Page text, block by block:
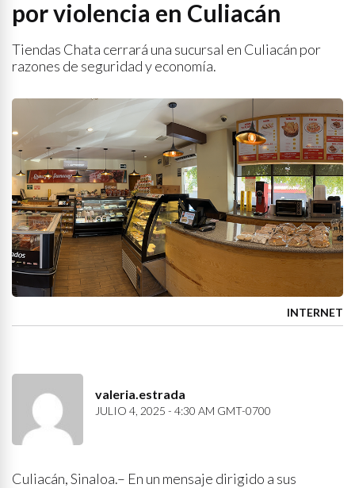
por violencia en Culiacán
Tiendas Chata cerrará una sucursal en Culiacán por
razones de seguridad y economía.
INTERNET
valeria.estrada
JULIO 4, 2025 - 4:30 AM GMT-0700
Culiacán, Sinaloa.– En un mensaje dirigido a sus